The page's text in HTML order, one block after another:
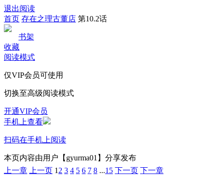
退出阅读
首页 存在之理古董店 第10.2话
书架
收藏
阅读模式
仅VIP会员可使用
切换至高级阅读模式
开通VIP会员
手机上查看
扫码在手机上阅读
本页内容由用户【gyurma01】分享发布
上一章
上一页 1 2 3 4 5 6 7 8 ...15 下一页 下一章